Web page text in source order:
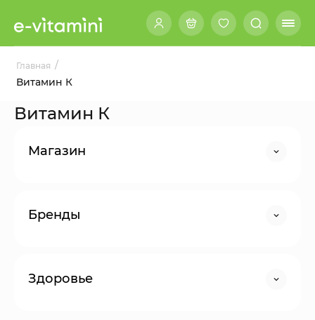
Главная /
Витамин К
Витамин К
Магазин
Бренды
Здоровье